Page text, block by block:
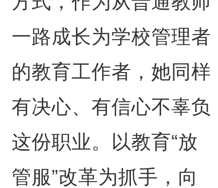
一路成长为学校管理者
的教育工作者，她同样
有决心、有信心不辜负
这份职业。以教育“放
管服”改革为抓手，向